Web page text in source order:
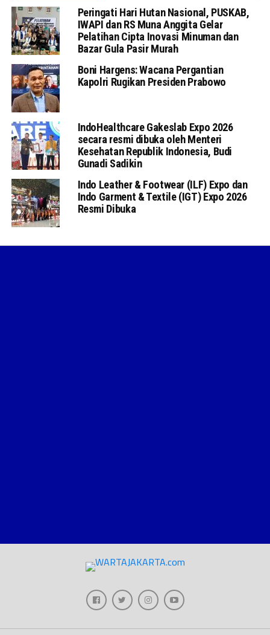
Peringati Hari Hutan Nasional, PUSKAB,
IWAPI dan RS Muna Anggita Gelar
Pelatihan Cipta Inovasi Minuman dan
Bazar Gula Pasir Murah
Boni Hargens: Wacana Pergantian
Kapolri Rugikan Presiden Prabowo
IndoHealthcare Gakeslab Expo 2026
secara resmi dibuka oleh Menteri
Kesehatan Republik Indonesia, Budi
Gunadi Sadikin
Indo Leather & Footwear (ILF) Expo dan
Indo Garment & Textile (IGT) Expo 2026
Resmi Dibuka